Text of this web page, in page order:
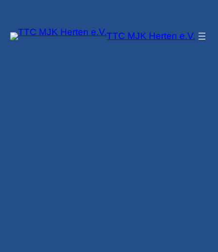
springen
TTC MJK Herten e.V.